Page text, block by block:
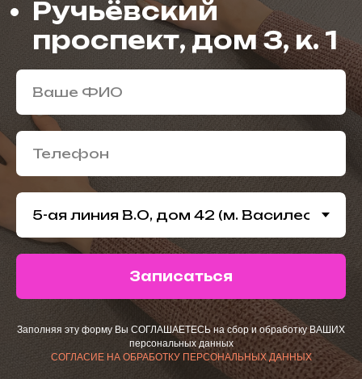
Ручьёвский
проспект, дом 3, к. 1
Ваше ФИО
Телефон
Записаться
Заполняя эту форму Вы СОГЛАШАЕТЕСЬ на сбор и обработку ВАШИХ
персональных данных
СОГЛАСИЕ НА ОБРАБОТКУ ПЕРСОНАЛЬНЫХ ДАННЫХ